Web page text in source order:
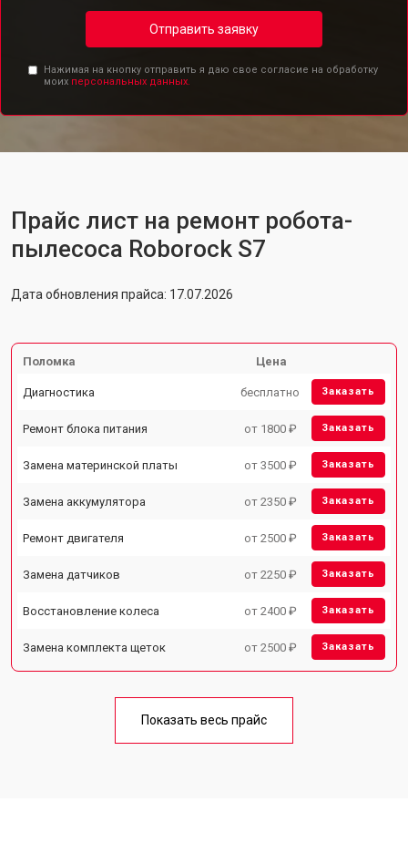
Отправить заявку
Нажимая на кнопку отправить я даю свое согласие на обработку
моих персональных данных.
Прайс лист на ремонт робота-
пылесоса Roborock S7
Дата обновления прайса: 17.07.2026
Поломка Цена
Диагностика бесплатно Заказать
Ремонт блока питания от 1800 ₽ Заказать
Замена материнской платы от 3500 ₽ Заказать
Замена аккумулятора от 2350 ₽ Заказать
Ремонт двигателя от 2500 ₽ Заказать
Замена датчиков от 2250 ₽ Заказать
Восстановление колеса от 2400 ₽ Заказать
Замена комплекта щеток от 2500 ₽ Заказать
Показать весь прайс